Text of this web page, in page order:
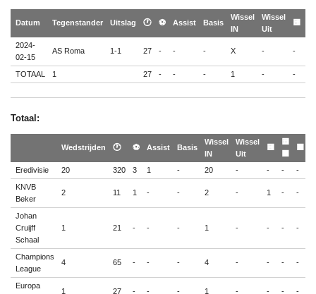
Datum Tegenstander Uitslag 🕐 ⚽ Assist Basis
Wissel
IN
Wissel
Uit
🟨
2024-
02-15
AS Roma 1-1 27 - - - X - -
TOTAAL 1 27 - - - 1 - -
Totaal:
Wedstrijden 🕐 ⚽ Assist Basis
Wissel
IN
Wissel
Uit
🟨
🟨
Eredivisie 20 320 3 1 - 20 - - -
-
KNVB
Beker
2 11 1 - - 2 - 1 - -
Johan
Cruijff
Schaal
1 21 - - - 1 - - - -
Champions
League
4 65 - - - 4 - - - -
Europa
1 27 - - - 1 - - - -